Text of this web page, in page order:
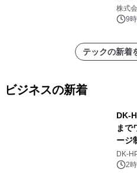
株式
9
テックの新着
ビジネスの新着
DK-
まで
ージ
DK-
2